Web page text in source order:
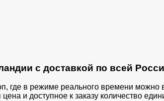
с доставкой по всей
где в режиме реального времени
и доступное к заказу количество